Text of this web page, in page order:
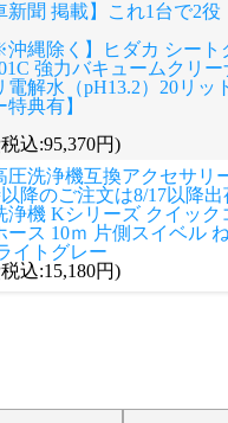
新聞 掲載】これ1台で2
沖縄除く】ヒダカ シート
強力バキュームクリ
電解水（pH13.2）20リッ
典有】
込:95,370円)
圧洗浄機互換アクセサリ
以降のご注文は8/17以降
浄機 Kシリーズ クイック
ース 10ｍ 片側スイベル
イトグレー
込:15,180円)